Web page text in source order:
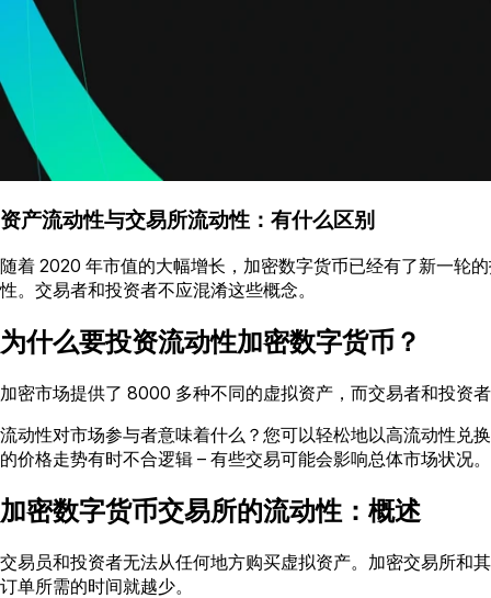
资产流动性与交易所流动性：有什么区别
随着 2020 年市值的大幅增长，加密数字货币已经有了新一轮
性。交易者和投资者不应混淆这些概念。
为什么要投资流动性加密数字货币？
加密市场提供了 8000 多种不同的虚拟资产，而交易者和投资
流动性对市场参与者意味着什么？您可以轻松地以高流动性兑
的价格走势有时不合逻辑 – 有些交易可能会影响总体市场状况
加密数字货币交易所的流动性：概述
交易员和投资者无法从任何地方购买虚拟资产。加密交易所和
订单所需的时间就越少。